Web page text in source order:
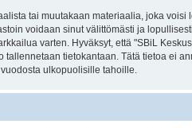
tai muutakaan materiaalia, joka
voidaan sinut välittömästi ja
varten. Hyväksyt, että "SBiL
tallennetaan tietokantaan. Tätä tietoa ei
ulkopuolisille tahoille.